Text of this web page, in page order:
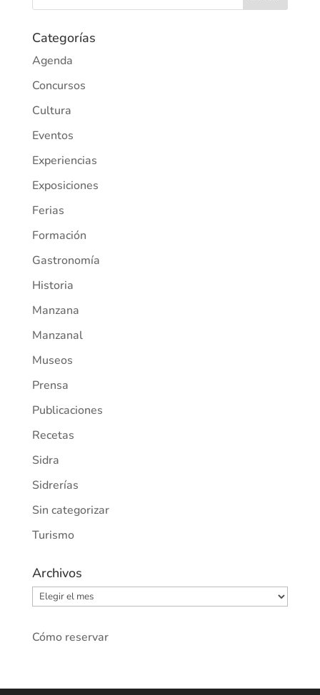
Categorías
Agenda
Concursos
Cultura
Eventos
Experiencias
Exposiciones
Ferias
Formación
Gastronomía
Historia
Manzana
Manzanal
Museos
Prensa
Publicaciones
Recetas
Sidra
Sidrerías
Sin categorizar
Turismo
Archivos
Archivos
Cómo reservar